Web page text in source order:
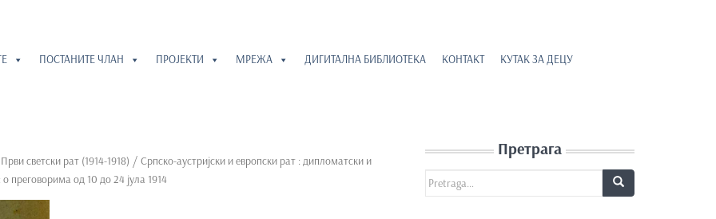
ПОСТАНИТЕ ЧЛАН ПРОЈЕКТИ МРЕЖА ДИГИТАЛНА БИБЛИОТЕКА КОНТАКТ КУТАК ЗА ДЕЦУ
Први светски рат (1914-1918) / Српско-аустријски и европски рат : дипломатски и
преговорима од 10 до 24 јула 1914
Претрага
Search for: